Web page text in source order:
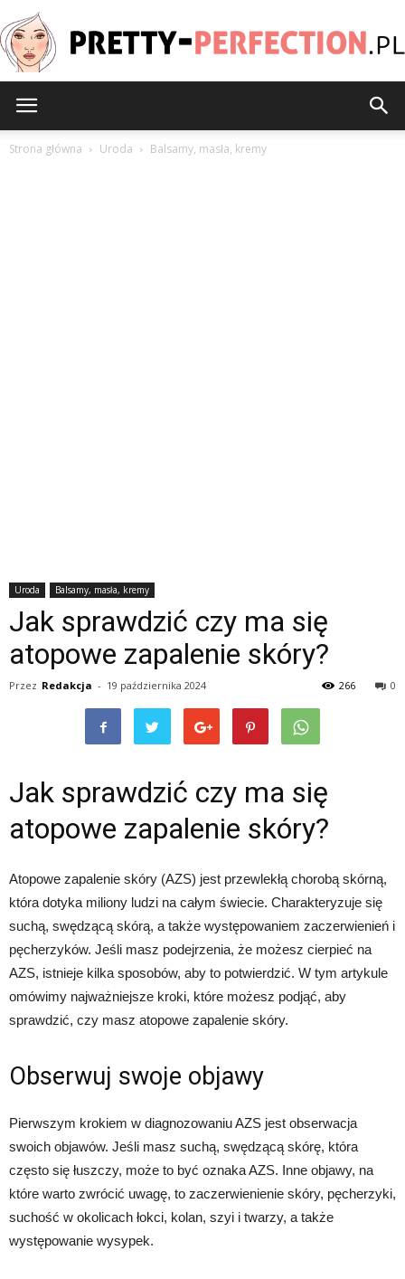
Strona główna Uroda Balsamy, masła, kremy
Uroda Balsamy, masła, kremy
Jak sprawdzić czy ma się
atopowe zapalenie skóry?
Przez Redakcja - 19 października 2024 0
266
Jak sprawdzić czy ma się
atopowe zapalenie skóry?
Atopowe zapalenie skóry (AZS) jest przewlekłą chorobą skórną,
która dotyka miliony ludzi na całym świecie. Charakteryzuje się
suchą, swędzącą skórą, a także występowaniem zaczerwienień i
pęcherzyków. Jeśli masz podejrzenia, że możesz cierpieć na
AZS, istnieje kilka sposobów, aby to potwierdzić. W tym artykule
omówimy najważniejsze kroki, które możesz podjąć, aby
sprawdzić, czy masz atopowe zapalenie skóry.
Obserwuj swoje objawy
Pierwszym krokiem w diagnozowaniu AZS jest obserwacja
swoich objawów. Jeśli masz suchą, swędzącą skórę, która
często się łuszczy, może to być oznaka AZS. Inne objawy, na
które warto zwrócić uwagę, to zaczerwienienie skóry, pęcherzyki,
suchość w okolicach łokci, kolan, szyi i twarzy, a także
występowanie wysypek.